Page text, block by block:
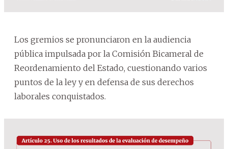
Los gremios se pronunciaron en la audiencia
pública impulsada por la Comisión Bicameral de
Reordenamiento del Estado, cuestionando varios
puntos de la ley y en defensa de sus derechos
laborales conquistados.